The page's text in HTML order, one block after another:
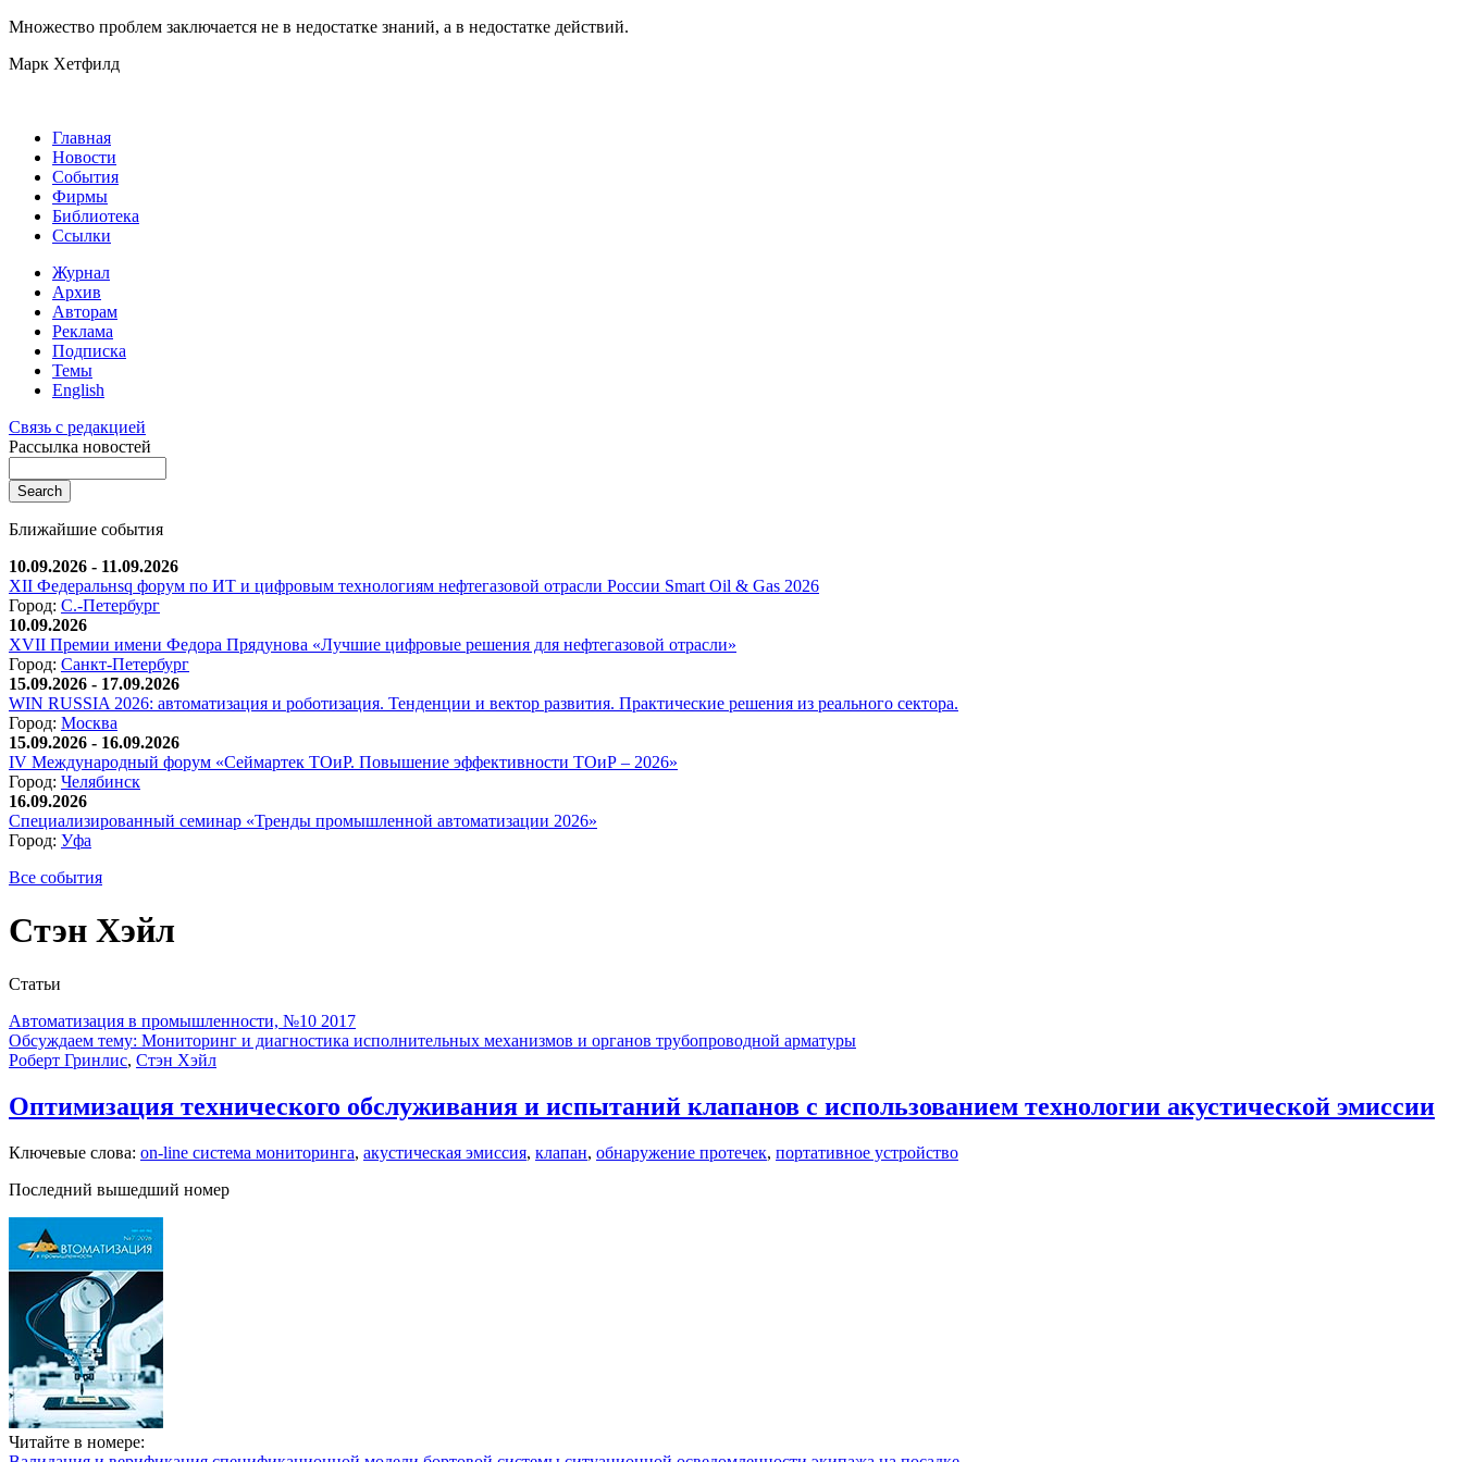
Множество проблем заключается не в недостатке знаний, а в недостатке действий.
Марк Хетфилд
Главная
Новости
События
Фирмы
Библиотека
Ссылки
Журнал
Архив
Авторам
Реклама
Подписка
Темы
English
Связь с редакцией
Рассылка новостей
Ближайшие события
10.09.2026 - 11.09.2026
XII Федеральнsq форум по ИТ и цифровым технологиям нефтегазовой отрасли России Smart Oil & Gas 2026
Город: С.-Петербург
10.09.2026
XVII Премии имени Федора Прядунова «Лучшие цифровые решения для нефтегазовой отрасли»
Город: Санкт-Петербург
15.09.2026 - 17.09.2026
WIN RUSSIA 2026: автоматизация и роботизация. Тенденции и вектор развития. Практические решения из реального сектора.
Город: Москва
15.09.2026 - 16.09.2026
IV Международный форум «Сеймартек ТОиР. Повышение эффективности ТОиР – 2026»
Город: Челябинск
16.09.2026
Специализированный семинар «Тренды промышленной автоматизации 2026»
Город: Уфа
Все события
Стэн Хэйл
Статьи
Автоматизация в промышленности, №10 2017
Обсуждаем тему: Мониторинг и диагностика исполнительных механизмов и органов трубопроводной арматуры
Роберт Гринлис, Стэн Хэйл
Оптимизация технического обслуживания и испытаний клапанов с использованием технологии акустической эмиссии
Ключевые слова: on-line система мониторинга, акустическая эмиссия, клапан, обнаружение протечек, портативное устройство
Последний вышедший номер
Читайте в номере: